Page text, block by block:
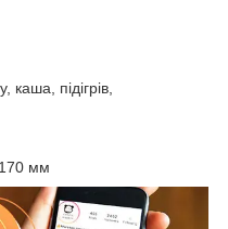
каша, підігрів,
мм